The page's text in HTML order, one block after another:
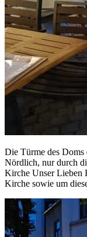
Die Türme des Doms
Nördlich, nur durch
Kirche Unser Lieben
Kirche sowie um